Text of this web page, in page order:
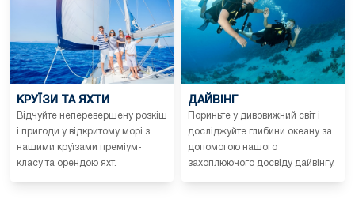
КРУЇЗИ ТА ЯХТИ
Відчуйте неперевершену розкіш
і пригоди у відкритому морі з
нашими круїзами преміум-
класу та орендою яхт.
ДАЙВІНГ
Пориньте у дивовижний світ і
досліджуйте глибини океану за
допомогою нашого
захоплюючого досвіду дайвінгу.